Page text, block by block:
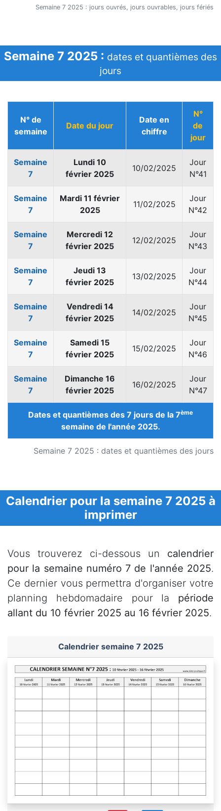
Semaine 7 2025 : jours ouvrés, jours ouvrables, jours fériés
Semaine 7 2025 : dates et quantièmes des
jours
Semaine 7 2025 : dates et quantièmes des jours
N° de
semaine
Date du jour
Date en
chiffre
N°
de
jour
Semaine
7
Lundi 10
février 2025
10/02/2025
Jour
N°41
Semaine
7
Mardi 11 février
2025
11/02/2025
Jour
N°42
Semaine
7
Mercredi 12
février 2025
12/02/2025
Jour
N°43
Semaine
7
Jeudi 13
février 2025
13/02/2025
Jour
N°44
Semaine
7
Vendredi 14
février 2025
14/02/2025
Jour
N°45
Semaine
7
Samedi 15
février 2025
15/02/2025
Jour
N°46
Semaine
7
Dimanche 16
février 2025
16/02/2025
Jour
N°47
Dates et quantièmes des 7 jours de la 7ème
semaine de l'année 2025.
Calendrier pour la semaine 7 2025 à
imprimer
Vous trouverez ci-dessous un calendrier
pour la semaine numéro 7 de l'année 2025.
Ce dernier vous permettra d'organiser votre
planning hebdomadaire pour la période
allant du 10 février 2025 au 16 février 2025.
Calendrier semaine 7 2025